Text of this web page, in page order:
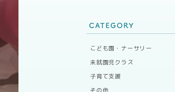
CATEGORY
こども園・ナーサリー
未就園児クラス
子育て支援
その他